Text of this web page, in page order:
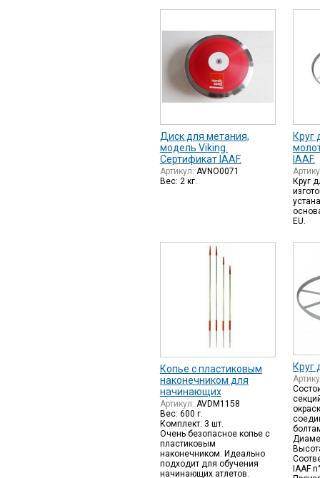
Диск для метания,
модель Viking.
Сертификат IAAF.
Артикул: AVNO0071
Вес: 2 кг.
Круг
IAAF.
Круг
EU.
Копье с пластиковым
наконечником для
начинающих
Артикул: AVDM1158
Вес: 600 г.
Комплект: 3 шт.
Очень безопасное копье с
пластиковым
наконечником. Идеально
подходит для обучения
начинающих атлетов.
Круг
IAAF